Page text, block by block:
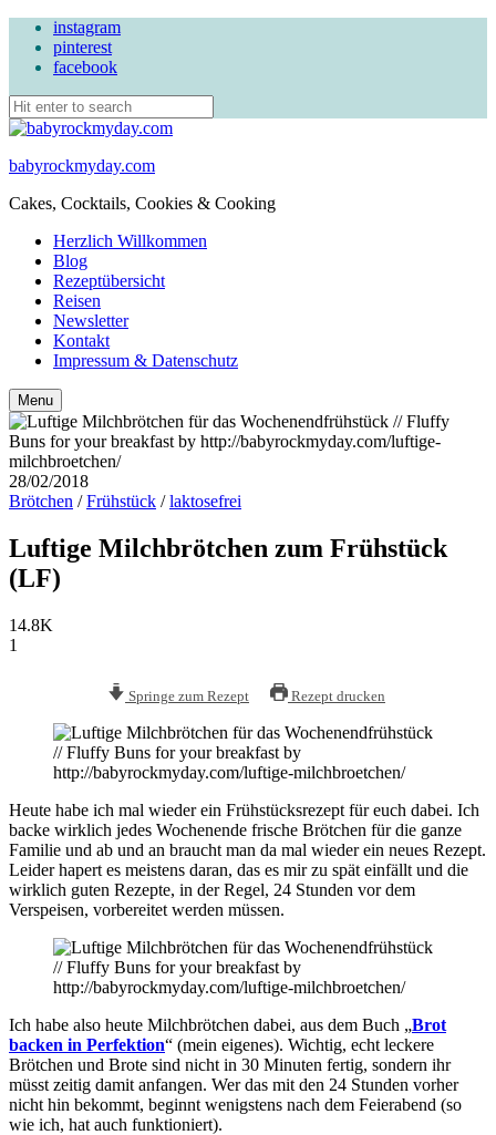
instagram
pinterest
facebook
babyrockmyday.com
Cakes, Cocktails, Cookies & Cooking
Herzlich Willkommen
Blog
Rezeptübersicht
Reisen
Newsletter
Kontakt
Impressum & Datenschutz
Search
Menu
28/02/2018
Brötchen /Frühstück /laktosefrei
Luftige Milchbrötchen zum Frühstück
(LF)
14.8K
1
Springe zum Rezept Rezept drucken
Heute habe ich mal wieder ein Frühstücksrezept für euch dabei. Ich
backe wirklich jedes Wochenende frische Brötchen für die ganze
Familie und ab und an braucht man da mal wieder ein neues Rezept.
Leider hapert es meistens daran, das es mir zu spät einfällt und die
wirklich guten Rezepte, in der Regel, 24 Stunden vor dem
Verspeisen, vorbereitet werden müssen.
Ich habe also heute Milchbrötchen dabei, aus dem Buch „Brot
backen in Perfektion“ (mein eigenes). Wichtig, echt leckere
Brötchen und Brote sind nicht in 30 Minuten fertig, sondern ihr
müsst zeitig damit anfangen. Wer das mit den 24 Stunden vorher
nicht hin bekommt, beginnt wenigstens nach dem Feierabend (so
wie ich, hat auch funktioniert).